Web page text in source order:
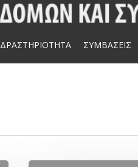
ΔΡΑΣΤΗΡΙΟΤΗΤΑ ΣΥΜΒΑΣΕΙΣ